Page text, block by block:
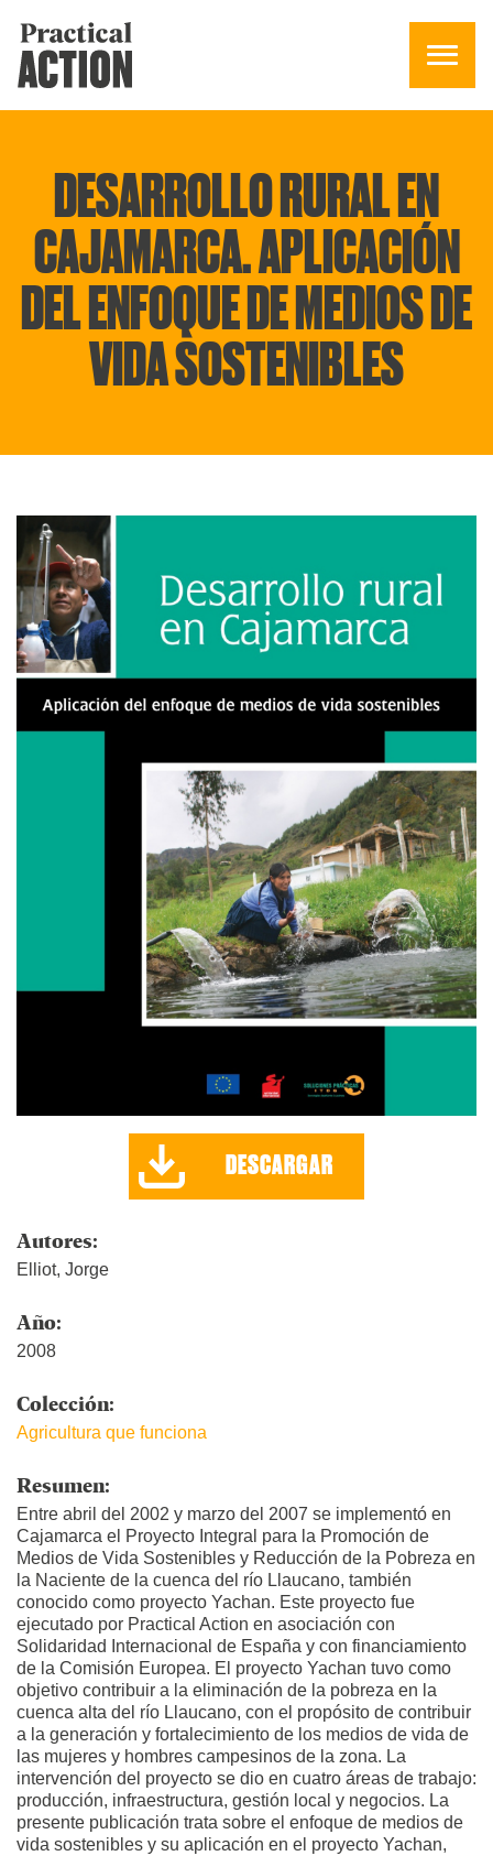
DESARROLLO RURAL EN
CAJAMARCA. APLICACIÓN
DEL ENFOQUE DE MEDIOS DE
VIDA SOSTENIBLES
DESCARGAR
Autores:
Elliot, Jorge
Año:
2008
Colección:
Agricultura que funciona
Resumen:
Entre abril del 2002 y marzo del 2007 se implementó en
Cajamarca el Proyecto Integral para la Promoción de
Medios de Vida Sostenibles y Reducción de la Pobreza en
la Naciente de la cuenca del río Llaucano, también
conocido como proyecto Yachan. Este proyecto fue
ejecutado por Practical Action en asociación con
Solidaridad Internacional de España y con financiamiento
de la Comisión Europea. El proyecto Yachan tuvo como
objetivo contribuir a la eliminación de la pobreza en la
cuenca alta del río Llaucano, con el propósito de contribuir
a la generación y fortalecimiento de los medios de vida de
las mujeres y hombres campesinos de la zona. La
intervención del proyecto se dio en cuatro áreas de trabajo:
producción, infraestructura, gestión local y negocios. La
presente publicación trata sobre el enfoque de medios de
vida sostenibles y su aplicación en el proyecto Yachan,